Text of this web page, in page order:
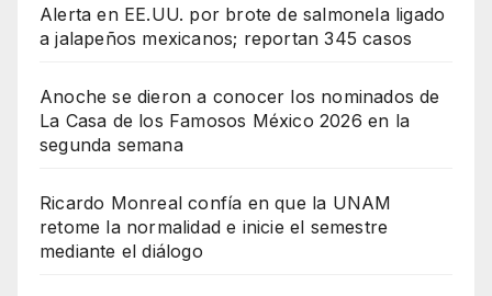
Alerta en EE.UU. por brote de salmonela ligado
a jalapeños mexicanos; reportan 345 casos
Anoche se dieron a conocer los nominados de
La Casa de los Famosos México 2026 en la
segunda semana
Ricardo Monreal confía en que la UNAM
retome la normalidad e inicie el semestre
mediante el diálogo